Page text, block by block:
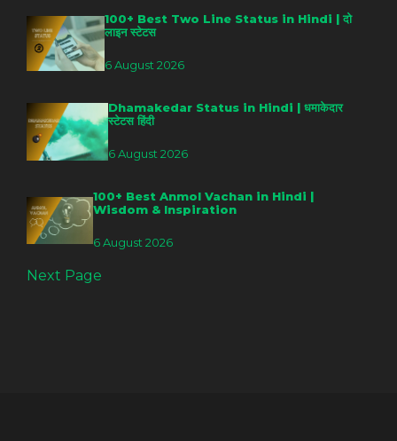
100+ Best Two Line Status in Hindi | दो
लाइन स्टेटस
6 August 2026
Dhamakedar Status in Hindi | धमाकेदार
स्टेटस हिंदी
6 August 2026
100+ Best Anmol Vachan in Hindi |
Wisdom & Inspiration
6 August 2026
Next Page